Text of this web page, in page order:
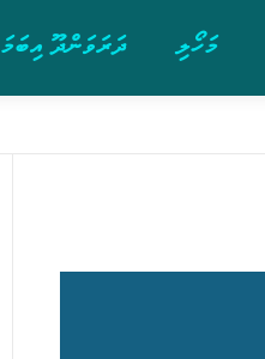
ދަރަވަންދޫ އިބަމަ މަހޯލި